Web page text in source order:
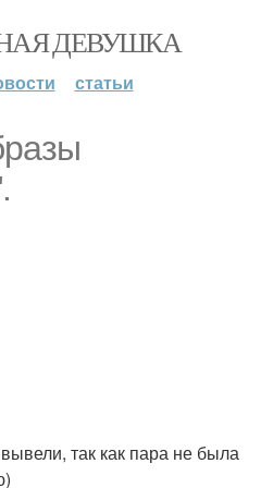
ДЕВУШКА
статьи
так как пара не была